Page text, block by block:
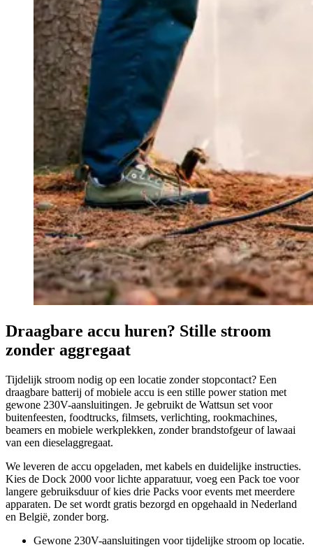
Draagbare accu huren? Stille stroom
zonder aggregaat
Tijdelijk stroom nodig op een locatie zonder stopcontact? Een
draagbare batterij of mobiele accu is een stille power station met
gewone 230V-aansluitingen. Je gebruikt de Wattsun set voor
buitenfeesten, foodtrucks, filmsets, verlichting, rookmachines,
beamers en mobiele werkplekken, zonder brandstofgeur of lawaai
van een dieselaggregaat.
We leveren de accu opgeladen, met kabels en duidelijke instructies.
Kies de Dock 2000 voor lichte apparatuur, voeg een Pack toe voor
langere gebruiksduur of kies drie Packs voor events met meerdere
apparaten. De set wordt gratis bezorgd en opgehaald in Nederland
en België, zonder borg.
Gewone 230V-aansluitingen voor tijdelijke stroom op locatie.